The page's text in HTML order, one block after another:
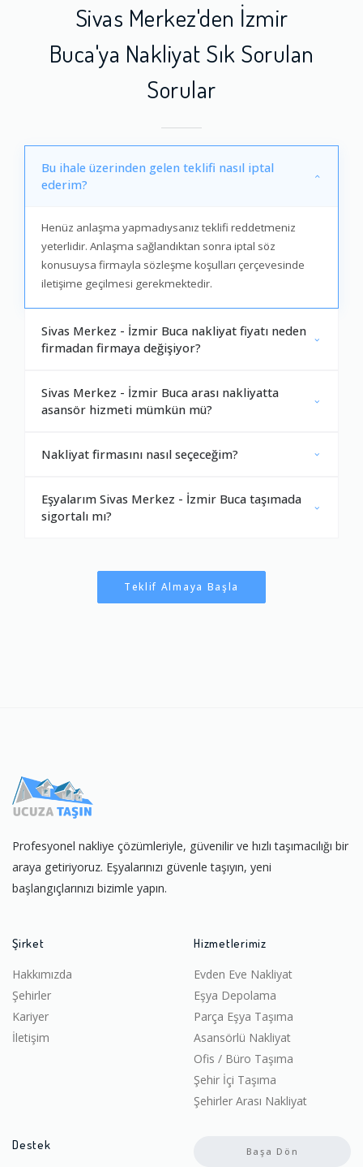
Sivas Merkez'den İzmir
Buca'ya Nakliyat Sık Sorulan
Sorular
Bu ihale üzerinden gelen teklifi nasıl iptal
ederim?
Henüz anlaşma yapmadıysanız teklifi reddetmeniz
yeterlidir. Anlaşma sağlandıktan sonra iptal söz
konusuysa firmayla sözleşme koşulları çerçevesinde
iletişime geçilmesi gerekmektedir.
Sivas Merkez - İzmir Buca nakliyat fiyatı neden
firmadan firmaya değişiyor?
Sivas Merkez - İzmir Buca arası nakliyatta
asansör hizmeti mümkün mü?
Nakliyat firmasını nasıl seçeceğim?
Eşyalarım Sivas Merkez - İzmir Buca taşımada
sigortalı mı?
Teklif Almaya Başla
Profesyonel nakliye çözümleriyle, güvenilir ve hızlı taşımacılığı bir
araya getiriyoruz. Eşyalarınızı güvenle taşıyın, yeni
başlangıçlarınızı bizimle yapın.
Şirket
Hakkımızda
Şehirler
Kariyer
İletişim
Hizmetlerimiz
Evden Eve Nakliyat
Eşya Depolama
Parça Eşya Taşıma
Asansörlü Nakliyat
Ofis / Büro Taşıma
Şehir İçi Taşıma
Şehirler Arası Nakliyat
Destek Başa Dön